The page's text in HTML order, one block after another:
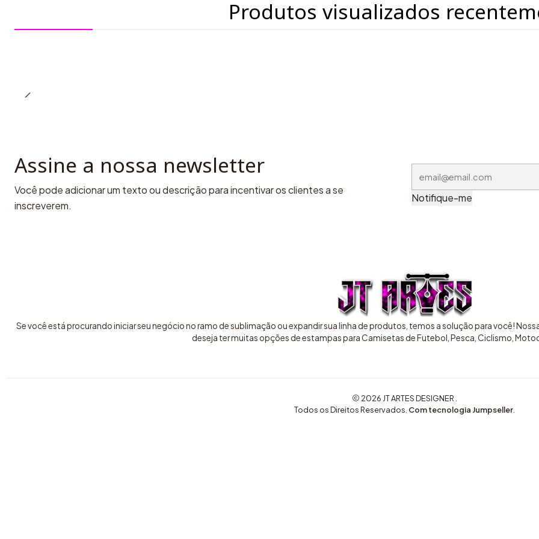
Produtos visualizados
Assine a nossa newsletter
Você pode adicionar um texto ou descrição para incentivar os clientes a se
inscreverem.
Notifique-me
Se você está procurando iniciar seu negócio no ramo de sublimação ou expandir sua linha de produtos, temos a solução para você!
deseja ter muitas opções de estampas para Camisetas de Futebol, Pesca, Ciclismo,
2026 JT ARTES DESIGNER .
Todos os Direitos Reservados. Com tecnologia Jumpseller.